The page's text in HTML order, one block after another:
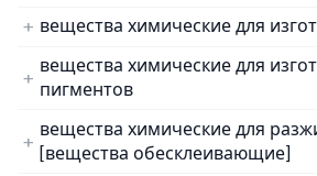
вещества химические для
вещества химические для
пигментов
вещества химические для
[вещества обесклеивающие]